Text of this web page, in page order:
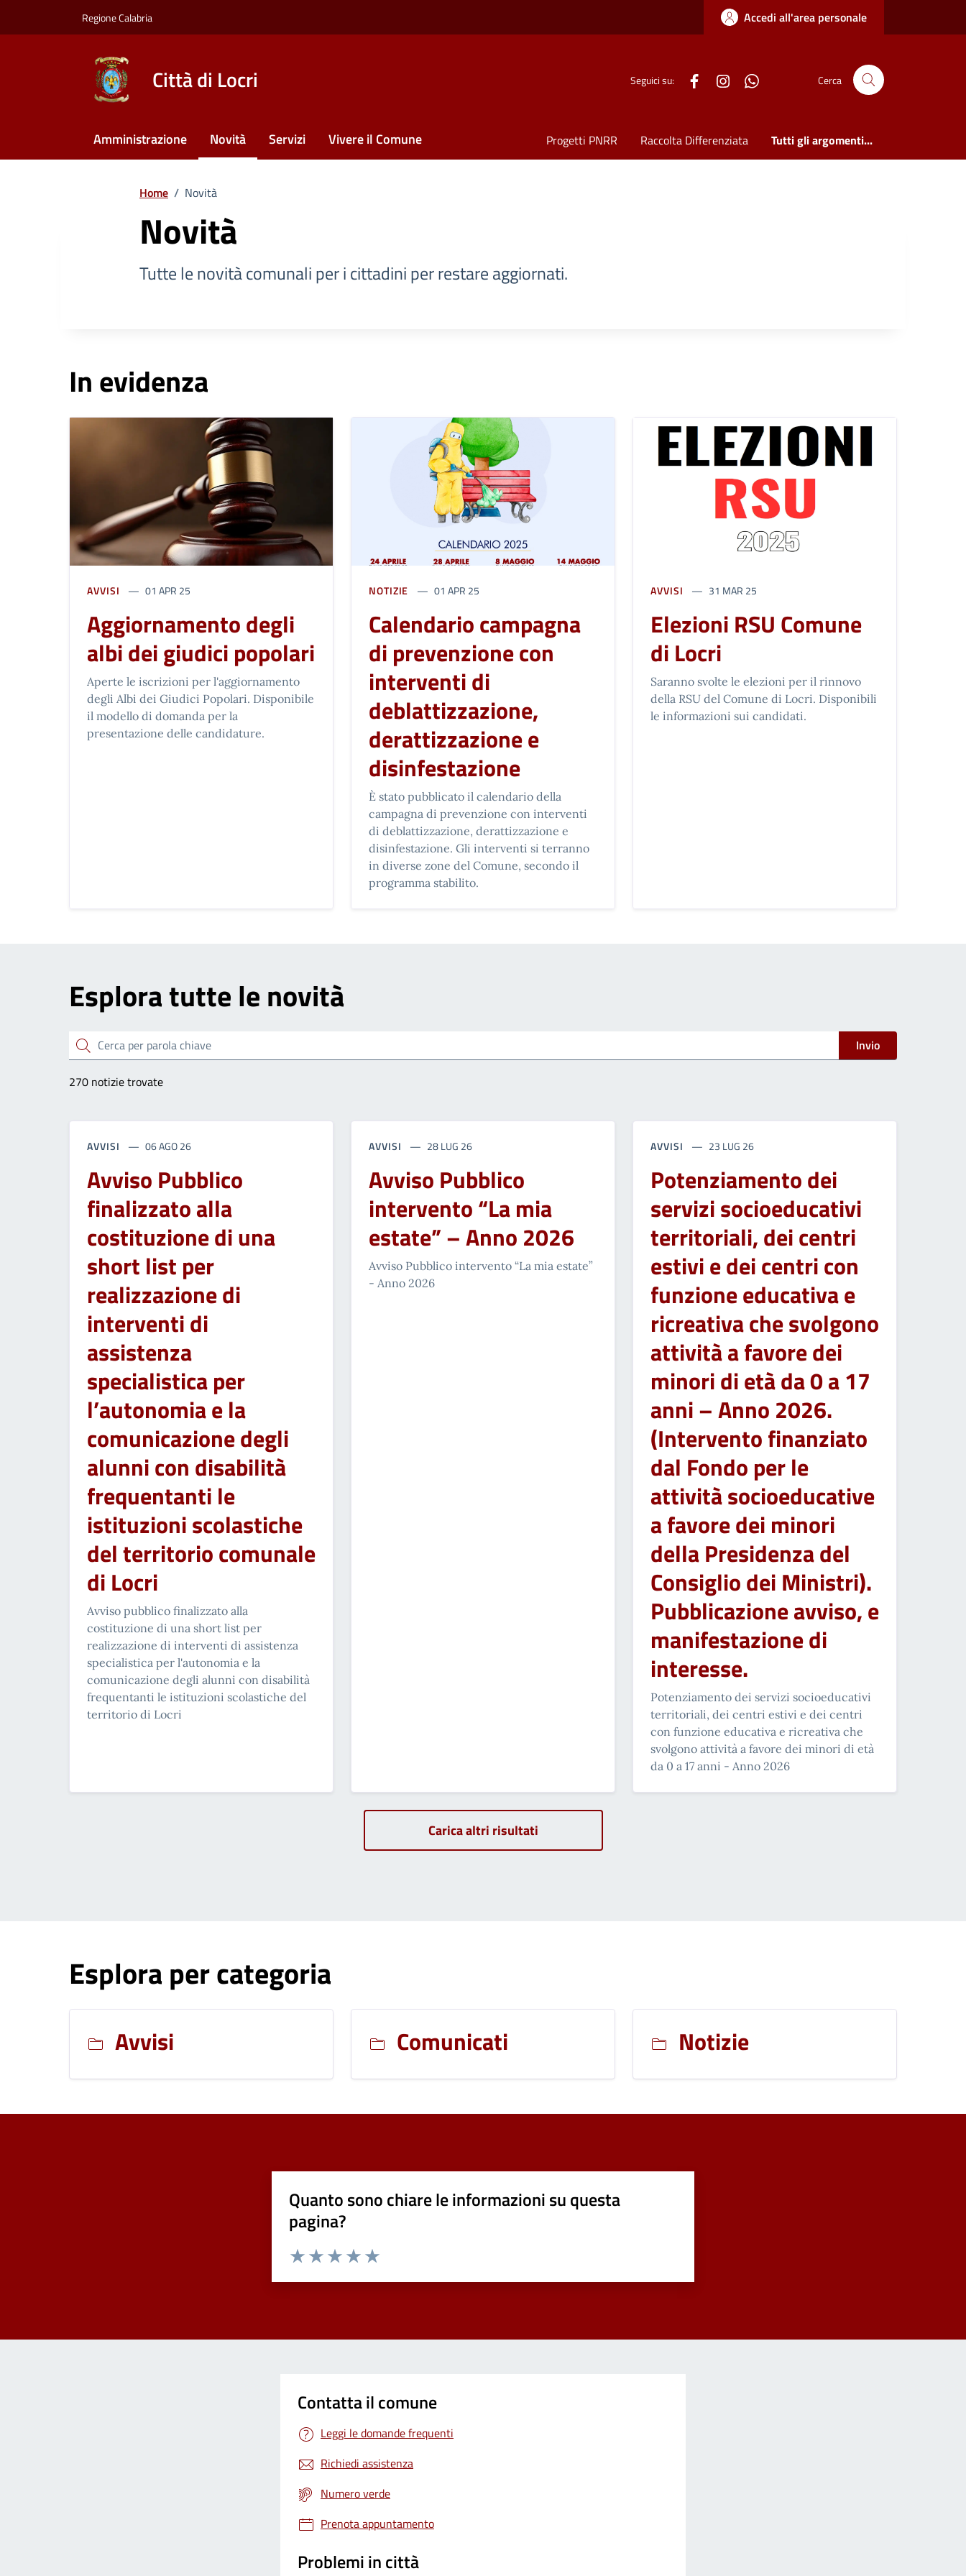
Regione Calabria Accedi all'area personale
Città di Locri Seguici su: Cerca
Amministrazione Novità Servizi Vivere il Comune Progetti PNRR Raccolta Differenziata Tutti gli argomenti...
Home / Novità
Novità
Tutte le novità comunali per i cittadini per restare aggiornati.
In evidenza
AVVISI 01 APR 25
Aggiornamento degli
albi dei giudici popolari
Aperte le iscrizioni per l'aggiornamento
degli Albi dei Giudici Popolari. Disponibile
il modello di domanda per la
presentazione delle candidature.
NOTIZIE 01 APR 25
Calendario campagna
di prevenzione con
interventi di
deblattizzazione,
derattizzazione e
disinfestazione
È stato pubblicato il calendario della
campagna di prevenzione con interventi
di deblattizzazione, derattizzazione e
disinfestazione. Gli interventi si terranno
in diverse zone del Comune, secondo il
programma stabilito.
AVVISI 31 MAR 25
Elezioni RSU Comune
di Locri
Saranno svolte le elezioni per il rinnovo
della RSU del Comune di Locri. Disponibili
le informazioni sui candidati.
Esplora tutte le novità
Cerca Invio
270 notizie trovate
AVVISI 06 AGO 26
Avviso Pubblico
finalizzato alla
costituzione di una
short list per
realizzazione di
interventi di
assistenza
specialistica per
l’autonomia e la
comunicazione degli
alunni con disabilità
frequentanti le
istituzioni scolastiche
del territorio comunale
di Locri
Avviso pubblico finalizzato alla
costituzione di una short list per
realizzazione di interventi di assistenza
specialistica per l'autonomia e la
comunicazione degli alunni con disabilità
frequentanti le istituzioni scolastiche del
territorio di Locri
AVVISI 28 LUG 26
Avviso Pubblico
intervento “La mia
estate” – Anno 2026
Avviso Pubblico intervento “La mia estate”
- Anno 2026
AVVISI 23 LUG 26
Potenziamento dei
servizi socioeducativi
territoriali, dei centri
estivi e dei centri con
funzione educativa e
ricreativa che svolgono
attività a favore dei
minori di età da 0 a 17
anni – Anno 2026.
(Intervento finanziato
dal Fondo per le
attività socioeducative
a favore dei minori
della Presidenza del
Consiglio dei Ministri).
Pubblicazione avviso, e
manifestazione di
interesse.
Potenziamento dei servizi socioeducativi
territoriali, dei centri estivi e dei centri
con funzione educativa e ricreativa che
svolgono attività a favore dei minori di età
da 0 a 17 anni - Anno 2026
Carica altri risultati
Esplora per categoria
Avvisi Comunicati Notizie
Quanto sono chiare le informazioni su questa
pagina?
Contatta il comune
Leggi le domande frequenti
Richiedi assistenza
Numero verde
Prenota appuntamento
Problemi in città